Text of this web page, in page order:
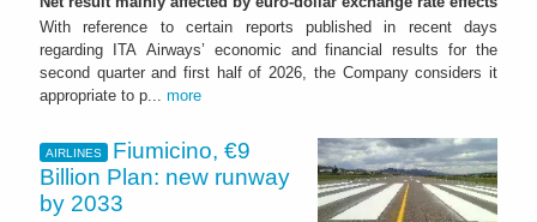
With reference to certain reports published in recent days
regarding ITA Airways’ economic and financial results for the
second quarter and first half of 2026, the Company considers it
appropriate to p... more
AIRLINES
Fiumicino, €9
Billion Plan: new runway
by 2033